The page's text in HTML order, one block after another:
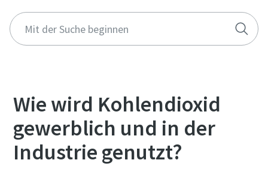
Wie wird Kohlendioxid
gewerblich und in der
Industrie genutzt?